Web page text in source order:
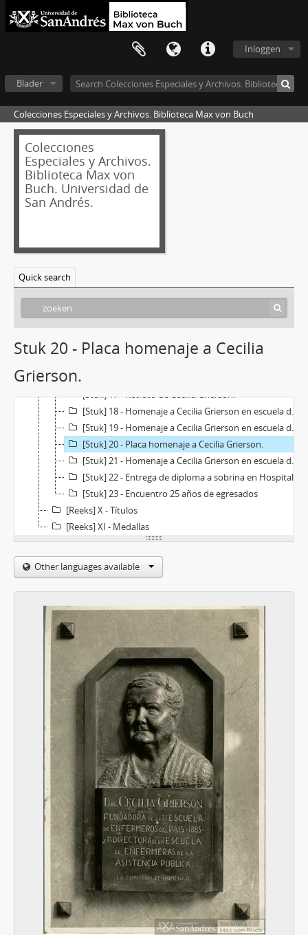
Inloggen
Blader
Colecciones Especiales y Archivos. Biblioteca Max von Buch
Colecciones
Especiales y Archivos.
Biblioteca Max von
Buch. Universidad de
San Andrés.
Quick search
Stuk 20 - Placa homenaje a Cecilia
Grierson.
[Reeks] III - Certificados de inscripción y matrículas
[Reeks] IV - Conferencias
[Reeks] V - Historia laboral-Jubilación
[Reeks] VII - Recortes de diarios y revistas
[Reeks] IX - Fotografías
[Stuk] 1 - Retrato de los 4 hermanos Grierson: Juan, David, Cecilia y presumiblemente Catalina
[Stuk] 2 - Retrato de Cecilia Grierson
[Stuk] 3 - Retrato de los condes Aberdeen de Inglaterra.
[Stuk] 4 - Cecilia Grierson con hermanos y sobrinos.
[Stuk] 5 - Retrato de Cecilia Grierson.
[Stuk] 8 - Retrato de Cecilia Grierson.
[Stuk] 11 - Retrato de Cecilia Grierson.
[Stuk] 13 - Fotografía del retrato al óleo de Cecilia Grierson, realizado por Lía Correa Morales.
[Stuk] 14 - Retrato de Cecilia Grierson.
[Stuk] 15 - Retrato de Cecilia Grierson.
[Stuk] 17 - Retrato de Cecilia Grierson.
[Stuk] 18 - Homenaje a Cecilia Grierson en escuela de Los Cocos, Córdoba
[Stuk] 19 - Homenaje a Cecilia Grierson en escuela de Los Cocos, Córdoba
[Stuk] 20 - Placa homenaje a Cecilia Grierson.
[Stuk] 21 - Homenaje a Cecilia Grierson en escuela de Los Cocos, Córdoba
[Stuk] 22 - Entrega de diploma a sobrina en Hospital Fernandez
[Stuk] 23 - Encuentro 25 años de egresados
[Reeks] X - Títulos
[Reeks] XI - Medallas
Other languages available